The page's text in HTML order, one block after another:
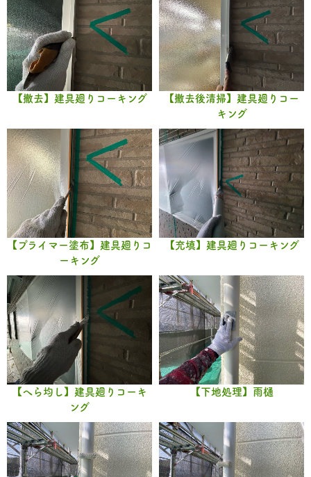
【撤去】建具廻りコーキング
【撤去後清掃】建具廻りコー
キング
【プライマー塗布】建具廻りコ
ーキング
【充填】建具廻りコーキング
【へら均し】建具廻りコーキ
ング
【下地処理】雨樋